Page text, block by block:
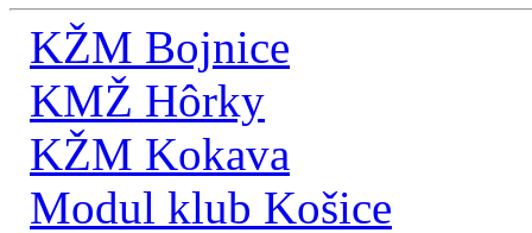
KŽM Bojnice
KMŽ Hôrky
KŽM Kokava
Modul klub Košice